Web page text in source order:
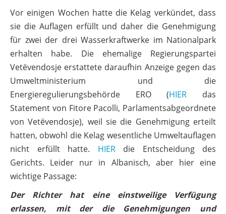
Vor einigen Wochen hatte die Kelag verkündet, dass
sie die Auflagen erfüllt und daher die Genehmigung
für zwei der drei Wasserkraftwerke im Nationalpark
erhalten habe. Die ehemalige Regierungspartei
Vetëvendosje erstattete daraufhin Anzeige gegen das
Umweltministerium und die
Energieregulierungsbehörde ERO (HIER das
Statement von Fitore Pacolli, Parlamentsabgeordnete
von Vetëvendosje), weil sie die Genehmigung erteilt
hatten, obwohl die Kelag wesentliche Umweltauflagen
nicht erfüllt hatte. HIERdie Entscheidung des
Gerichts. Leider nur in Albanisch, aber hier eine
wichtige Passage:
Der Richter hat eine einstweilige Verfügung
erlassen, mit der die Genehmigungen und